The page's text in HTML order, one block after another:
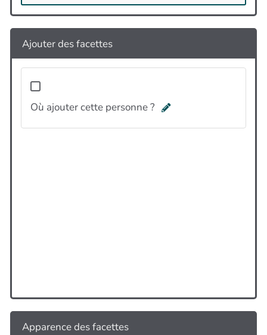
Ajouter des facettes
Où ajouter cette personne ?
Apparence des facettes